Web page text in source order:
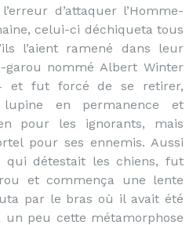
d’attaquer l’Homme-
celui-ci déchiqueta tous
l’aient ramené dans leur
garou nommé Albert Winter
et fut forcé de se retirer,
en permanence et
pour les ignorants, mais
pour ses ennemis. Aussi
qui détestait les chiens, fut
et commença une lente
par le bras où il avait été
peu cette métamorphose